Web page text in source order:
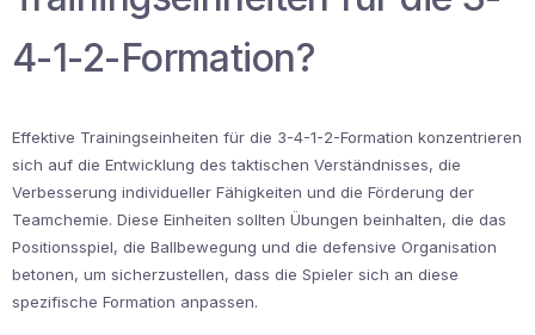
4-1-2-Formation?
Effektive Trainingseinheiten für die 3-4-1-2-Formation konzentrieren
sich auf die Entwicklung des taktischen Verständnisses, die
Verbesserung individueller Fähigkeiten und die Förderung der
Teamchemie. Diese Einheiten sollten Übungen beinhalten, die das
Positionsspiel, die Ballbewegung und die defensive Organisation
betonen, um sicherzustellen, dass die Spieler sich an diese
spezifische Formation anpassen.